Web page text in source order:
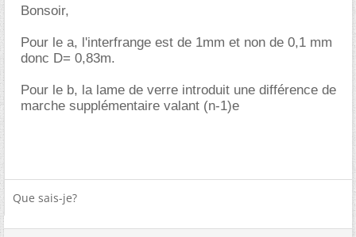
Bonsoir,
Pour le a, l'interfrange est de 1mm et non de 0,1 mm
donc D= 0,83m.
Pour le b, la lame de verre introduit une différence de
marche supplémentaire valant (n-1)e
Que sais-je?